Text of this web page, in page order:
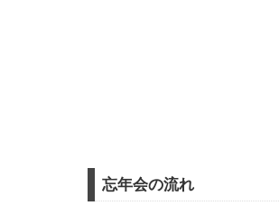
忘年会の流れ